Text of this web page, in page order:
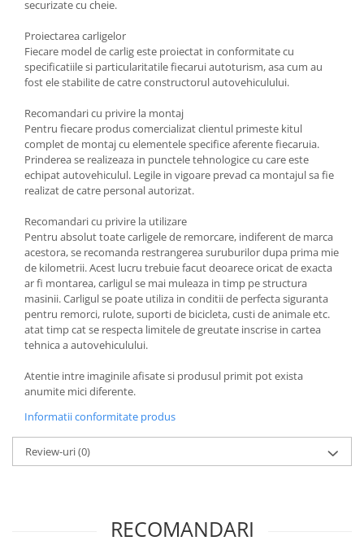
Carlige Volvo
Carlige Xpeng
Carlige Xpeng G9
securizate cu cheie.
Proiectarea carligelor
Fiecare model de carlig este proiectat in conformitate cu
specificatiile si particularitatile fiecarui autoturism, asa cum au
fost ele stabilite de catre constructorul autovehiculului.
Recomandari cu privire la montaj
Pentru fiecare produs comercializat clientul primeste kitul
complet de montaj cu elementele specifice aferente fiecaruia.
Prinderea se realizeaza in punctele tehnologice cu care este
echipat autovehiculul. Legile in vigoare prevad ca montajul sa fie
realizat de catre personal autorizat.
Recomandari cu privire la utilizare
Pentru absolut toate carligele de remorcare, indiferent de marca
acestora, se recomanda restrangerea suruburilor dupa prima mie
de kilometrii. Acest lucru trebuie facut deoarece oricat de exacta
ar fi montarea, carligul se mai muleaza in timp pe structura
masinii. Carligul se poate utiliza in conditii de perfecta siguranta
pentru remorci, rulote, suporti de bicicleta, custi de animale etc.
atat timp cat se respecta limitele de greutate inscrise in cartea
tehnica a autovehiculului.
Atentie intre imaginile afisate si produsul primit pot exista
anumite mici diferente.
Informatii conformitate produs
Review-uri(0)
RECOMANDARI